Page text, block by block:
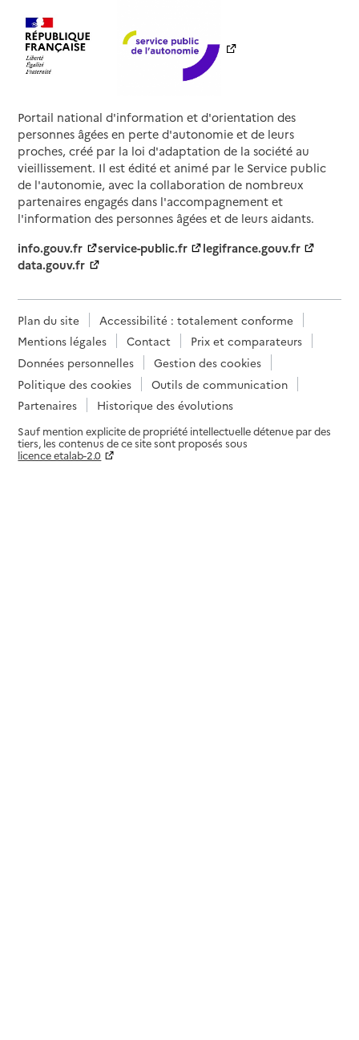
Portail national d'information et d'orientation des
personnes âgées en perte d'autonomie et de leurs
proches, créé par la loi d'adaptation de la société au
vieillissement. Il est édité et animé par le Service public
de l'autonomie, avec la collaboration de nombreux
partenaires engagés dans l'accompagnement et
l'information des personnes âgées et de leurs aidants.
info.gouv.fr
service-public.fr
legifrance.gouv.fr
data.gouv.fr
Plan du site
Accessibilité : totalement conforme
Mentions légales
Contact
Prix et comparateurs
Données personnelles
Gestion des cookies
Politique des cookies
Outils de communication
Partenaires
Historique des évolutions
Sauf mention explicite de propriété intellectuelle détenue par des
tiers, les contenus de ce site sont proposés sous
licence etalab-2.0